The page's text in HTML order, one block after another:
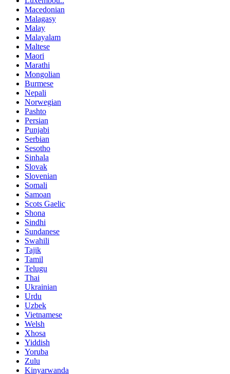
Macedonian
Malagasy
Malay
Malayalam
Maltese
Maori
Marathi
Mongolian
Burmese
Nepali
Norwegian
Pashto
Persian
Punjabi
Serbian
Sesotho
Sinhala
Slovak
Slovenian
Somali
Samoan
Scots Gaelic
Shona
Sindhi
Sundanese
Swahili
Tajik
Tamil
Telugu
Thai
Ukrainian
Urdu
Uzbek
Vietnamese
Welsh
Xhosa
Yiddish
Yoruba
Zulu
Kinyarwanda